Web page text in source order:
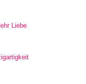
Liebe